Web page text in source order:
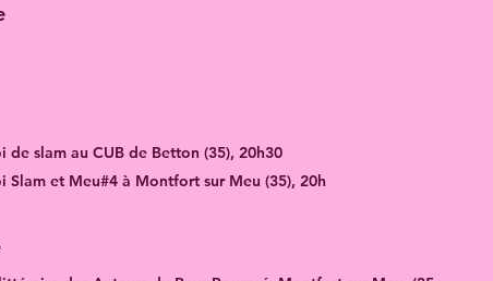
de slam au CUB de Betton (35), 20h30
Slam et Meu#4 à Montfort sur Meu (35), 20h